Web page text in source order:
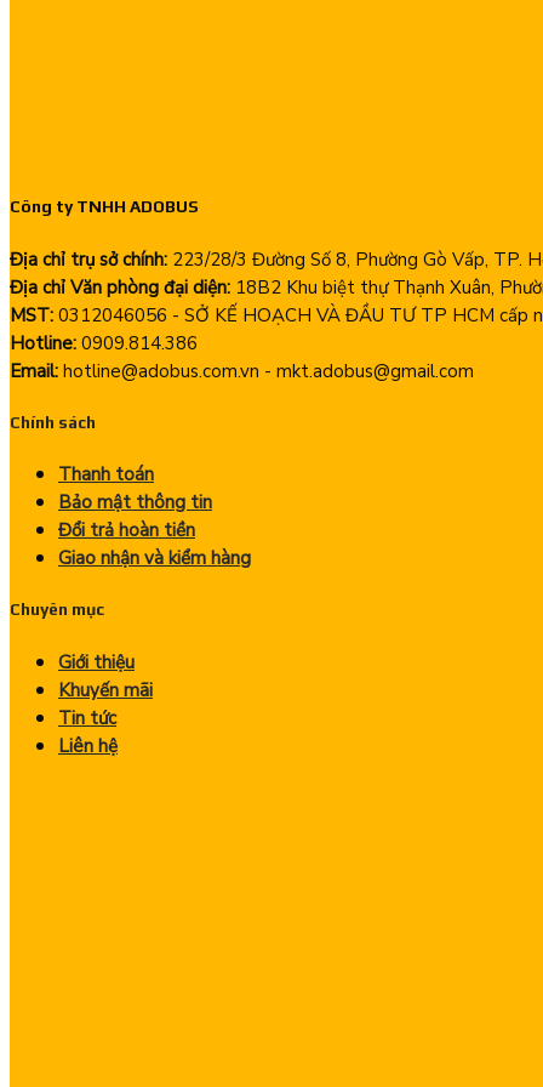
Công ty TNHH ADOBUS
Địa chỉ trụ sở chính: 223/28/3 Đường Số 8, Phường Gò Vấp, TP.
Địa chỉ Văn phòng đại diện: 18B2 Khu biệt thự Thạnh Xuân,
MST: 0312046056 - SỞ KẾ HOẠCH VÀ ĐẦU TƯ TP HCM cấp
Hotline: 0909.814.386
Email: hotline@adobus.com.vn - mkt.adobus@gmail.com
Chính sách
Thanh toán
Bảo mật thông tin
Đổi trả hoàn tiền
Giao nhận và kiểm hàng
Chuyên mục
Giới thiệu
Khuyến mãi
Tin tức
Liên hệ